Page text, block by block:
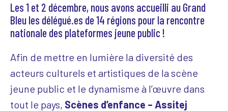
Les 1 et 2 décembre, nous avons accueilli au Grand
Bleu les délégué.es de 14 régions pour la rencontre
nationale des plateformes jeune public !
Afin de mettre en lumière la diversité des
acteurs culturels et artistiques de la scène
jeune public et le dynamisme à l’œuvre dans
tout le pays, Scènes d’enfance – Assitej